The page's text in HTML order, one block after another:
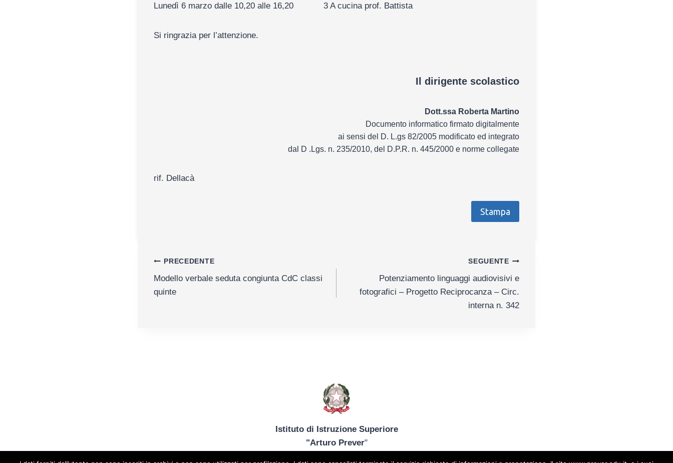
Lunedì 6 marzo dalle 10,20 alle 16,20 3 A cucina prof. Battista
Si ringrazia per l’attenzione.
Il dirigente scolastico
Dott.ssa Roberta Martino
Documento informatico firmato digitalmente
ai sensi del D. L.gs 82/2005 modificato ed integrato
dal D .Lgs. n. 235/2010, del D.P.R. n. 445/2000 e norme collegate
rif. Dellacà
Stampa
Navigazione
articoli
PRECEDENTE
Modello verbale seduta congiunta CdC classi
quinte
SEGUENTE
Potenziamento linguaggi audiovisivi e
fotografici – Progetto Reciprocanza – Circ.
interna n. 342
Istituto di Istruzione Superiore
"Arturo Prever"